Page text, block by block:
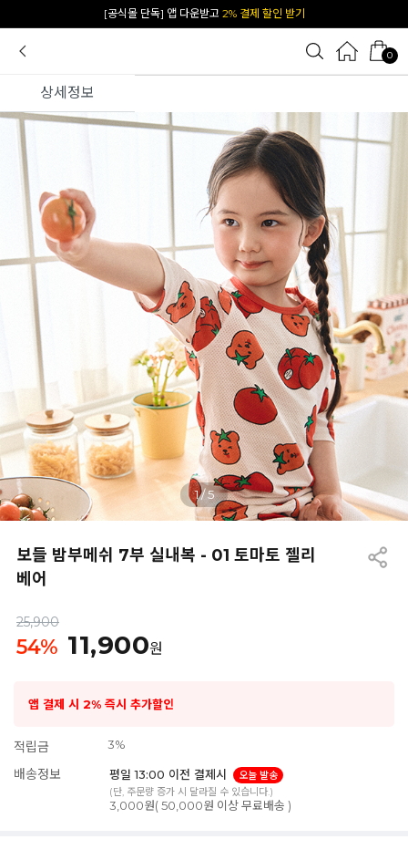
카카오 플친 추가하면1천원 즉시 할인 쿠폰
0
상세정보
1/5
보들 밤부메쉬 7부 실내복 - 01 토마토 젤리
베어
25,900
54% 11,900원
앱 결제 시 2% 즉시 추가할인
적립금 3%
배송정보 평일 13:00 이전 결제시
오늘 발송
(단, 주문량 증가 시 달라질 수 있습니다.)
3,000원( 50,000원 이상 무료배송 )